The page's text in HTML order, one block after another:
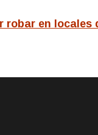
robar en locales